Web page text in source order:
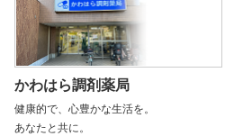
かわはら調剤薬局
健康的で、心豊かな生活を。
あなたと共に。